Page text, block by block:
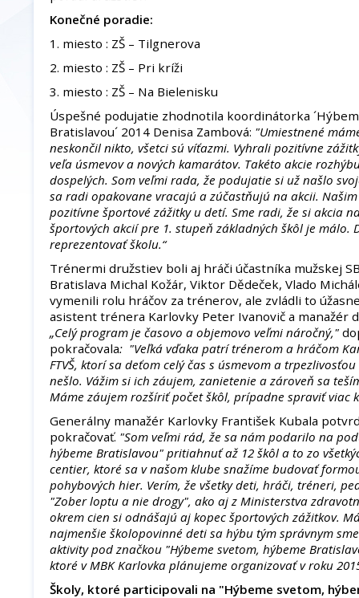
Konečné poradie:
1. miesto : ZŠ – Tilgnerova
2. miesto : ZŠ – Pri kríži
3. miesto : ZŠ – Na Bielenisku
Úspešné podujatie zhodnotila koordinátorka
Bratislavou´ 2014 Denisa Zambová: "Umiestnené
neskončil nikto, všetci sú víťazmi. Vyhrali pozitívne
veľa úsmevov a nových kamarátov. Takéto akcie
dospelých. Som veľmi rada, že podujatie si už našlo
sa radi opakovane vracajú a zúčastňujú na akcii.
pozitívne športové zážitky u detí. Sme radi, že si akcia
športových akcií pre 1. stupeň základných škôl je málo.
reprezentovať školu.“
Trénermi družstiev boli aj hráči účastníka mužskej
Bratislava Michal Kožár, Viktor Dědeček, Vlado
vymenili rolu hráčov za trénerov, ale zvládli to
asistent trénera Karlovky Peter Ivanovič a manažér
„Celý program je časovo a objemovo veľmi náročný,"
pokračovala: "Veľká vďaka patrí trénerom a hráčom
FTVŠ, ktorí sa deťom celý čas s úsmevom a
nešlo. Vážim si ich záujem, zanietenie a zároveň sa
Máme záujem rozšíriť počet škôl, prípadne spraviť viac
Generálny manažér Karlovky František Kubala
pokračovať. "Som veľmi rád, že sa nám podarilo na
hýbeme Bratislavou" pritiahnuť až 12 škôl a to zo
centier, ktoré sa v našom klube snažíme budovať
pohybových hier. Verím, že všetky deti, hráči, tréneri,
"Zober loptu a nie drogy", ako aj z Ministerstva
okrem cien si odnášajú aj kopec športových zážitkov.
najmenšie školopovinné deti sa hýbu tým správnym
aktivity pod značkou "Hýbeme svetom, hýbeme
ktoré v MBK Karlovka plánujeme organizovať v roku
Školy, ktoré participovali na "Hýbeme svetom,